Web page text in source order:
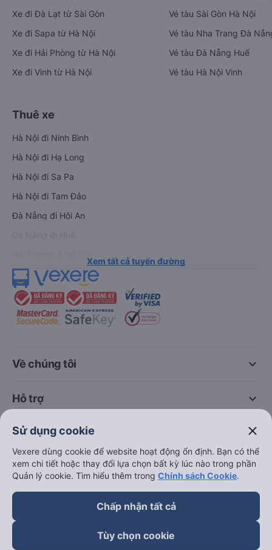
Xe đi Đà Lạt từ Sài Gòn
Xe đi Sapa từ Hà Nội
Xe đi Hải Phòng từ Hà Nội
Xe đi Vinh từ Hà Nội
Vé tàu Sài Gòn Hà Nội
Vé tàu Nha Trang Đà
Vé tàu Đà Nẵng Huế
Vé tàu Hà Nội Vinh
Thuê xe
Hà Nội đi Ninh Bình
Hà Nội đi Hạ Long
Hà Nội đi Sa Pa
Hà Nội đi Tam Đảo
Đà Nẵng đi Hội An
Xem tất cả tuyến đường
keyboard_arrow_down
Về chúng tôi
keyboard_arrow_down
Hỗ trợ
keyboard_arrow_down
Trở thành đối tác
Đối tác thanh toán
Sử dụng cookie close
Vexere dùng cookie để website hoạt động ổn định. Bạn có thể
xem chi tiết hoặc thay đổi lựa chọn bất kỳ lúc nào trong phần
Quản lý cookie. Tìm hiểu thêm trong Chính sách Cookie.
Chấp nhận tất cả
Tùy chọn cookie